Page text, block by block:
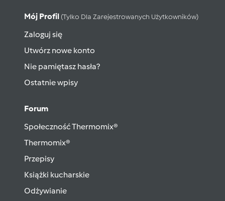
Mój Profil (tylko Dla Zarejestrowanych Użytkowników)
Zaloguj się
Utwórz nowe konto
Nie pamiętasz hasła?
Ostatnie wpisy
Forum
Społeczność Thermomix®
Thermomix®
Przepisy
Książki kucharskie
Odżywianie